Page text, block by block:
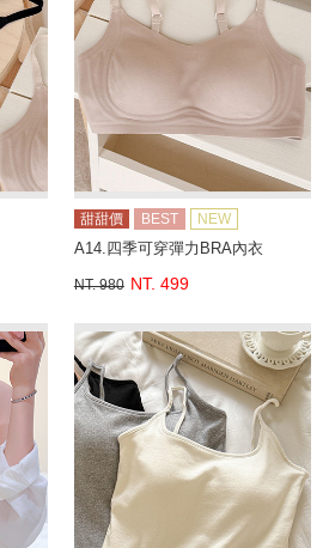
甜甜價 BEST NEW
A14.四季可穿彈力BRA內衣
NT. 980 NT. 499